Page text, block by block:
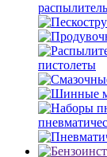
пистолеты